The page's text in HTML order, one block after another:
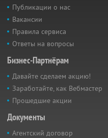
Публикации о нас
Вакансии
Правила сервиса
Ответы на вопросы
Бизнес-Партнёрам
Давайте сделаем акцию!
Заработайте, как Вебмастер
Прошедшие акции
Документы
Агентский договор